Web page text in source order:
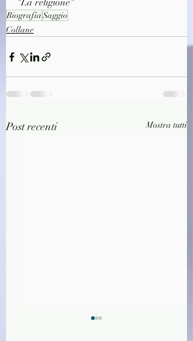
"La religione"
BiografiaSaggio
Collane
Post recenti Mostra tutti